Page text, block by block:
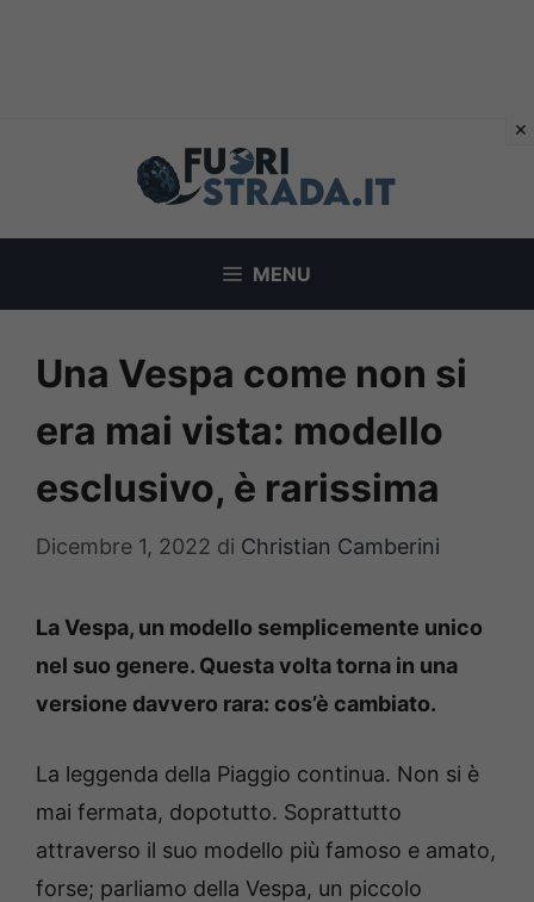
MENU
Una Vespa come non si
era mai vista: modello
esclusivo, è rarissima
Dicembre 1, 2022 di Christian Camberini
La Vespa, un modello semplicemente unico
nel suo genere. Questa volta torna in una
versione davvero rara: cos’è cambiato.
La leggenda della Piaggio continua. Non si è
mai fermata, dopotutto. Soprattutto
attraverso il suo modello più famoso e amato,
forse; parliamo della Vespa, un piccolo